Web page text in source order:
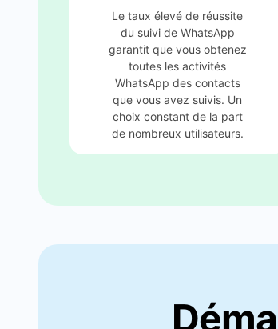
Le taux élevé de réussite
du suivi de WhatsApp
garantit que vous obtenez
toutes les activités
WhatsApp des contacts
que vous avez suivis. Un
choix constant de la part
de nombreux utilisateurs.